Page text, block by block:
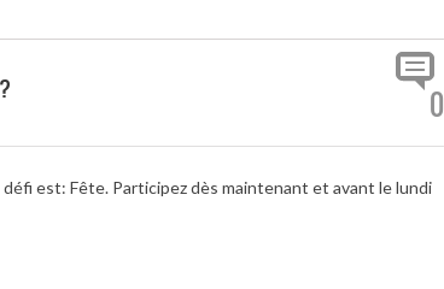
0
est: Fête. Participez dès maintenant et avant le lundi